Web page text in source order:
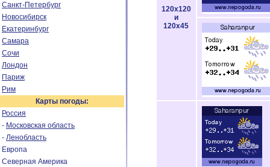
Санкт-Петербург
Новосибирск
Екатеринбург
Самара
Сочи
Лондон
Париж
Рим
Карты погоды:
Россия
- Московская область
- Ленобласть
Европа
Северная Америка
120x120
и
120x45